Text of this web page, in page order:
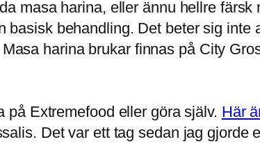
masa harina, eller ännu hellre färsk
behandling. Det beter sig inte
harina brukar finnas på City
på Extremefood eller göra själv. Här
Det var ett tag sedan jag gjorde